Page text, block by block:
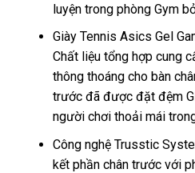
luyện trong phòng Gym
Giày Tennis Asics Gel
Chất liệu tổng hợp cung
thông thoáng cho bàn
trước đã được đặt đệm
người chơi thoải mái
Công nghệ Trusstic
kết phần chân trước với